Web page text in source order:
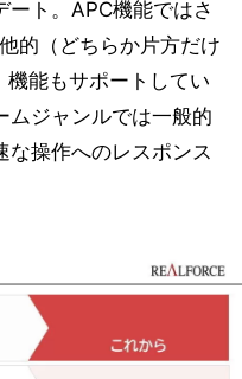
ート。APC機能ではさ
的（どちらか片方だけ
能もサポートしてい
ムジャンルでは一般的
な操作へのレスポンス